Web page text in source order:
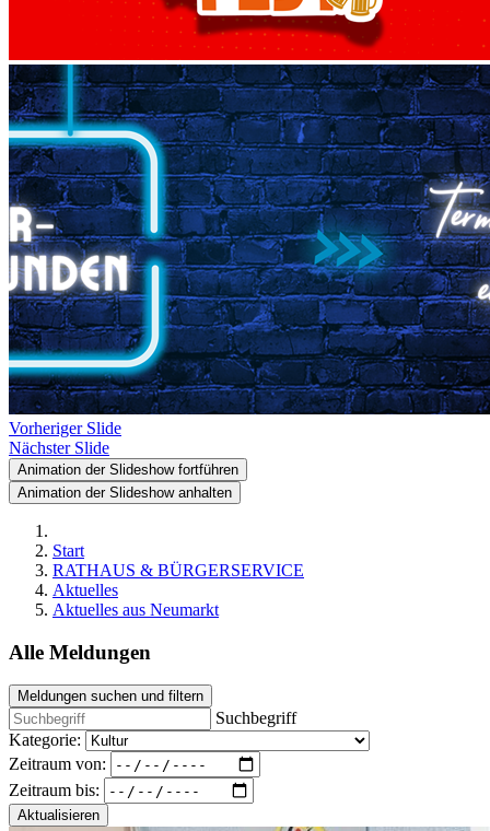
Vorheriger Slide
Nächster Slide
Animation der Slideshow fortführen
Animation der Slideshow anhalten
Start
RATHAUS & BÜRGERSERVICE
Aktuelles
Aktuelles aus Neumarkt
Alle Meldungen
Meldungen suchen und filtern
Suchbegriff
Kategorie:
Zeitraum von:
Zeitraum bis:
Aktualisieren